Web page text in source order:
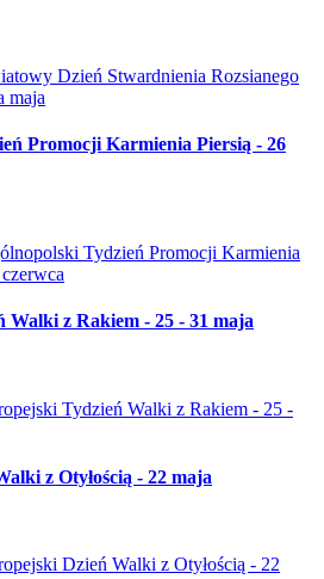
Dzień Stwardnienia Rozsianego
maja
Promocji Karmienia Piersią - 26
Tydzień Promocji Karmienia
Walki z Rakiem - 25 - 31 maja
Tydzień Walki z Rakiem - 25 -
z Otyłością - 22 maja
Dzień Walki z Otyłością - 22